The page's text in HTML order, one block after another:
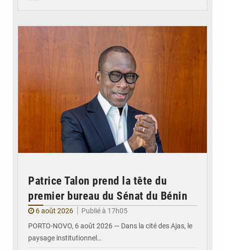
Patrice Talon prend la tête du
premier bureau du Sénat du Bénin
6 août 2026
Publié à 17h05
PORTO-NOVO, 6 août 2026 — Dans la cité des Ajas, le
paysage institutionnel…